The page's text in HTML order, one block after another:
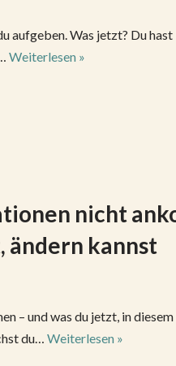
aufgeben. Was jetzt? Du
Weiterlesen »
nicht
ändern kannst
– und was du jetzt, in
du… Weiterlesen »